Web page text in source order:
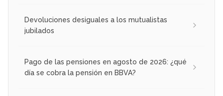
Devoluciones desiguales a los mutualistas
jubilados
Pago de las pensiones en agosto de 2026: ¿qué
día se cobra la pensión en BBVA?